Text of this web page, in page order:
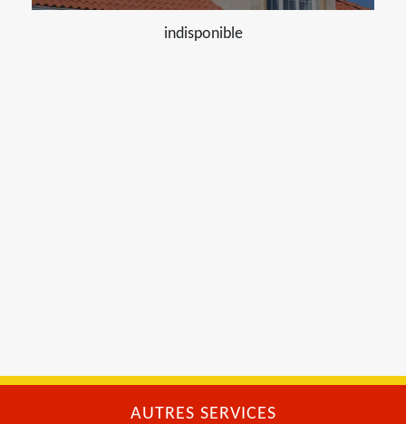
indisponible
AUTRES SERVICES